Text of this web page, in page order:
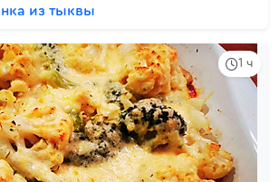
из тыквы
1 ч